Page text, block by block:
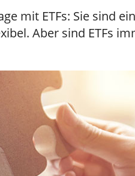
mit ETFs: Sie sind
Aber sind ETFs